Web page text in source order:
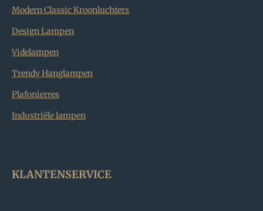
Modern Classic Kroonluchters
Design Lampen
Videlampen
Trendy Hanglampen
Plafonierres
Industriële lampen
KLANTENSERVICE